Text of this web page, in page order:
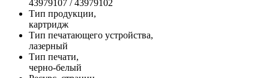
43979107 / 43979102
Тип продукции,
картридж
Тип печатающего устройства,
лазерный
Тип печати,
черно-белый